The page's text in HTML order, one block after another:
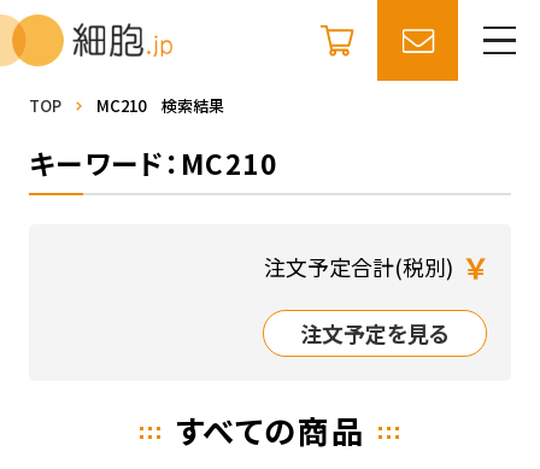
TOP MC210 検索結果
キーワード：MC210
注文予定合計(税別) ￥
注文予定を見る
すべての商品